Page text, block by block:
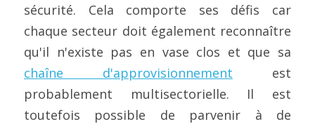
sécurité. Cela comporte ses défis car
chaque secteur doit également reconnaître
chaîne d'approvisionnement est
probablement multisectorielle. Il est
toutefois possible de parvenir à de